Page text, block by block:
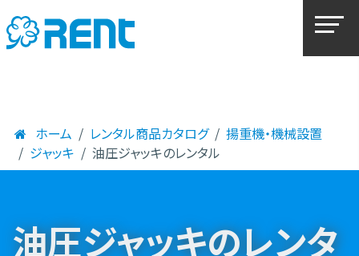
ホーム レンタル商品カタログ
揚重機・機械設置
ジャッキ
油圧ジャッキのレンタル
油圧ジャッキのレンタ